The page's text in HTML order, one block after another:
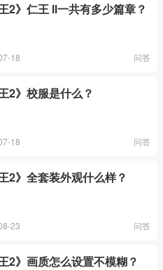
2》仁王 Ⅱ一共有多少篇章？
18 问答
2》校服是什么？
18 问答
2》全套装外观什么样？
23 问答
王2》画质怎么设置不模糊？